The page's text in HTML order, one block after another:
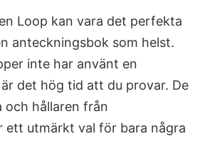
Loop kan vara det perfekta
anteckningsbok som helst.
inte har använt en
det hög tid att du provar. De
hållaren från
ett utmärkt val för bara några